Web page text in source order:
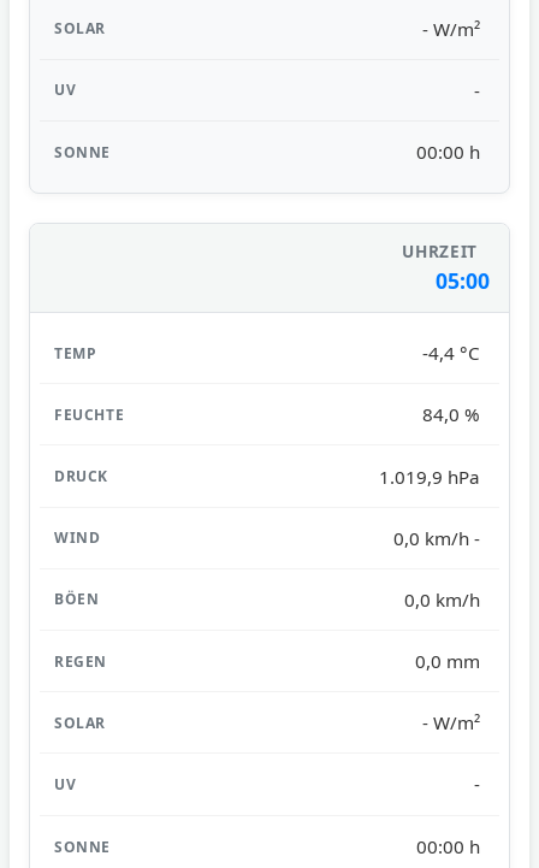
- W/m²
-
00:00 h
05:00
-4,4 °C
84,0 %
1.019,9 hPa
0,0 km/h -
0,0 km/h
0,0 mm
- W/m²
-
00:00 h